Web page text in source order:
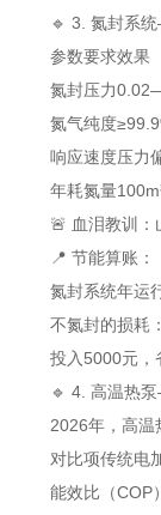
🔹 3. 氮封系
参数要求效果
氮封压力
氮气纯度
响应速度压力
年耗氮量
🚨 血泪教训
📍 节能算账：
氮封系统年运
不氮封的损耗
投入5000元，
🔹 4. 高温热
2026年，高
对比项传统电
能效比（COP